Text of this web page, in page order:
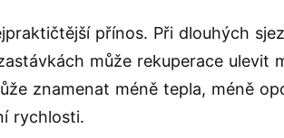
přínos. Při dlouhých
může rekuperace ulevit
znamenat méně tepla, méně
rychlosti.